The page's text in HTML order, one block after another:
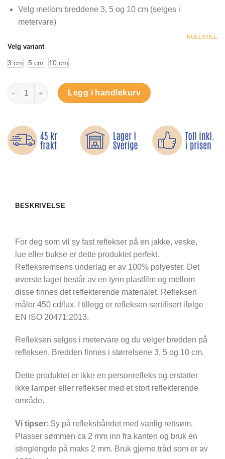
Velg mellom breddene 3, 5 og 10 cm (selges i
metervare)
Velg variant
3 cm 5 cm 10 cm
NULLSTILL
Refleks til å sy på antall
Legg i handlekurv
BESKRIVELSE
For deg som vil sy fast reflekser på en jakke, veske,
lue eller bukse er dette produktet perfekt.
Refleksremsens underlag er av 100% polyester. Det
øverste laget består av en tynn plastfilm og mellom
disse finnes det reflekterende materialet. Refleksen
måler 450 cd/lux. I tillegg er refleksen sertifisert ifølge
EN ISO 20471:2013.
Refleksen selges i metervare og du velger bredden på
refleksen. Bredden finnes i størrelsene 3, 5 og 10 cm.
Dette produktet er ikke en personrefleks og erstatter
ikke lamper eller reflekser med et stort reflekterende
område.
Vi tipser: Sy på refleksbåndet med vanlig rettsøm.
Plasser sømmen ca 2 mm inn fra kanten og bruk en
stinglengde på maks 2 mm. Bruk gjerne tråd som er av